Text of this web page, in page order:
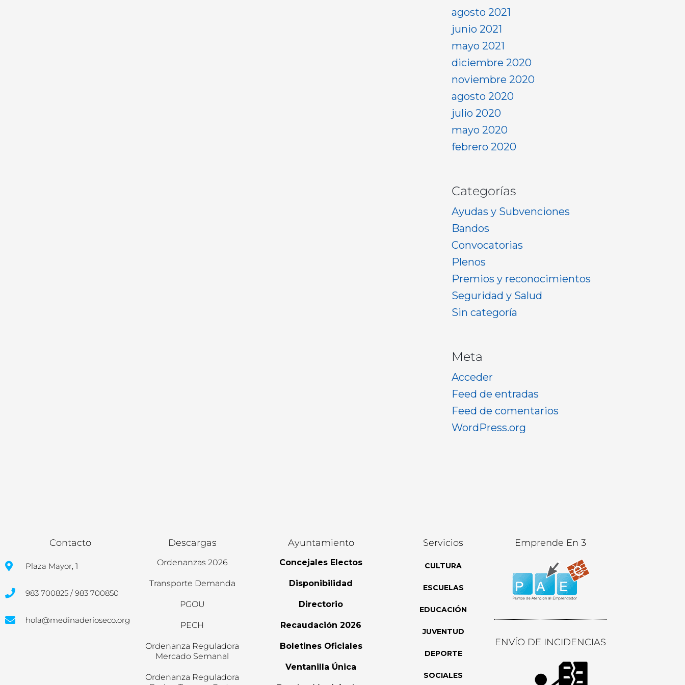
agosto 2021
junio 2021
mayo 2021
diciembre 2020
noviembre 2020
agosto 2020
julio 2020
mayo 2020
febrero 2020
Categorías
Ayudas y Subvenciones
Bandos
Convocatorias
Plenos
Premios y reconocimientos
Seguridad y Salud
Sin categoría
Meta
Acceder
Feed de entradas
Feed de comentarios
WordPress.org
Contacto
Plaza Mayor, 1
983 700825 / 983 700850
hola@medinaderioseco.org
Descargas
Ordenanzas 2026
Transporte Demanda
PGOU
PECH
Ordenanza Reguladora
Mercado Semanal
Ordenanza Reguladora
Ayuntamiento
Concejales Electos
Disponibilidad
Directorio
Recaudación 2026
Boletines Oficiales
Ventanilla Única
Servicios
CULTURA
ESCUELAS
EDUCACIÓN
JUVENTUD
DEPORTE
SOCIALES
Emprende En 3
ENVÍO DE INCIDENCIAS